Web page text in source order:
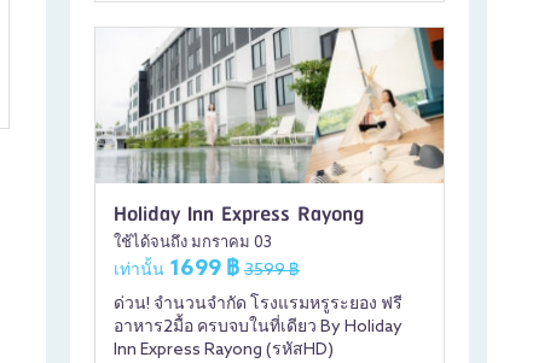
Holiday Inn Express Rayong
ใช้ได้จนถึง มกราคม 03
เท่านั้น 1699 ฿ 3599 ฿
ด่วน! จำนวนจำกัด โรงแรมหรูระยอง ฟรี
อาหาร2มื้อ ครบจบในที่เดียว By Holiday
Inn Express Rayong (รหัสHD)